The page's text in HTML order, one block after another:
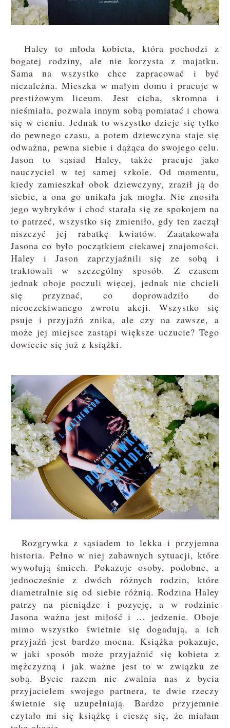
Haley to młoda kobieta, która pochodzi z
bogatej rodziny, ale nie korzysta z majątku.
Sama na wszystko chce zapracować i być
niezależna. Mieszka w małym domu i pracuje w
prestiżowym liceum. Jest cicha, skromna i
nieśmiała, pozwala innym sobą pomiatać i chowa
się w cieniu. Jednak to wszystko dzieje się tylko
do pewnego czasu, a potem dziewczyna staje się
odważna, pewna siebie i dążąca do swojego celu.
Jason to sąsiad Haley, także pracuje jako
nauczyciel w tej samej szkole. Od momentu,
kiedy zamieszkał obok dziewczyny, zraził ją do
siebie, a ona go unikała jak mogła. Nie znosiła
jego wybryków i choć starała się ze spokojem na
to patrzeć, wszystko się zmieniło, gdy ten zaczął
niszczyć jej rabatkę kwiatów. Zaatakowała
Jasona co było początkiem ciekawej znajomości.
Haley i Jason zaprzyjaźnili się ze sobą i
traktowali w szczególny sposób. Z czasem
jednak oboje poczuli więcej, jednak nie chcieli
się przyznać, co doprowadziło do
nieoczekiwanego zwrotu akcji. Wszystko się
psuje i przyjaźń znika, ale czy na zawsze, a
może jej miejsce zastąpi większe uczucie? Tego
dowiecie się już z książki.
Rozgrywka z sąsiadem to lekka i przyjemna
historia. Pełno w niej zabawnych sytuacji, które
wywołują śmiech. Pokazuje osoby, podobne, a
jednocześnie z dwóch różnych rodzin, które
diametralnie się od siebie różnią. Rodzina Haley
patrzy na pieniądze i pozycję, a w rodzinie
Jasona ważna jest miłość i … jedzenie. Oboje
mimo wszystko świetnie się dogadują, a ich
przyjaźń jest bardzo mocna. Książka pokazuje,
w jaki sposób może przyjaźnić się kobieta z
mężczyzną i jak ważne jest to w związku ze
sobą. Bycie razem nie zwalnia nas z bycia
przyjacielem swojego partnera, te dwie rzeczy
świetnie się uzupełniają. Bardzo przyjemnie
czytało mi się książkę i cieszę się, że miałam